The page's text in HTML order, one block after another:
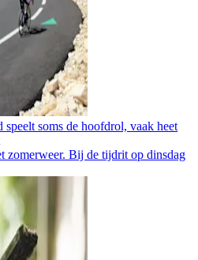
soms de hoofdrol, vaak heet
zomerweer. Bij de tijdrit op dinsdag